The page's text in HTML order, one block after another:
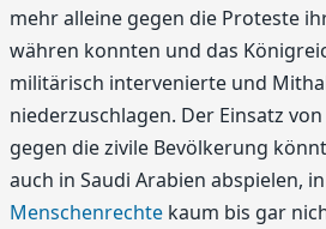
mehr alleine gegen die Proteste
währen konnten und das
militärisch intervenierte und
niederzuschlagen. Der Einsatz
gegen die zivile Bevölkerung
auch in Saudi Arabien abspielen,
Menschenrechte kaum bis gar